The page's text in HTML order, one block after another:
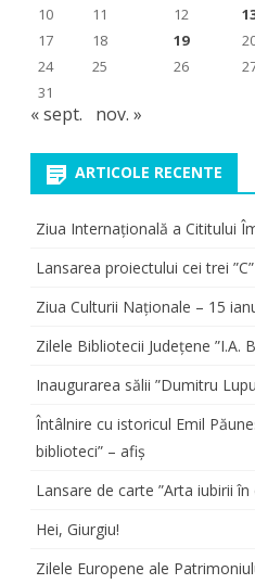
10
11 12
17
18 19
24
25 26
31
« sept. nov. »
ARTICOLE RECENTE
Ziua Internațională a Cititului
Lansarea proiectului cei trei
Ziua Culturii Naționale – 15
Zilele Bibliotecii Județene ”I.A.
Inaugurarea sălii ”Dumitru
Întâlnire cu istoricul Emil
biblioteci” – afiș
Lansare de carte ”Arta iubirii în
Hei, Giurgiu!
Zilele Europene ale